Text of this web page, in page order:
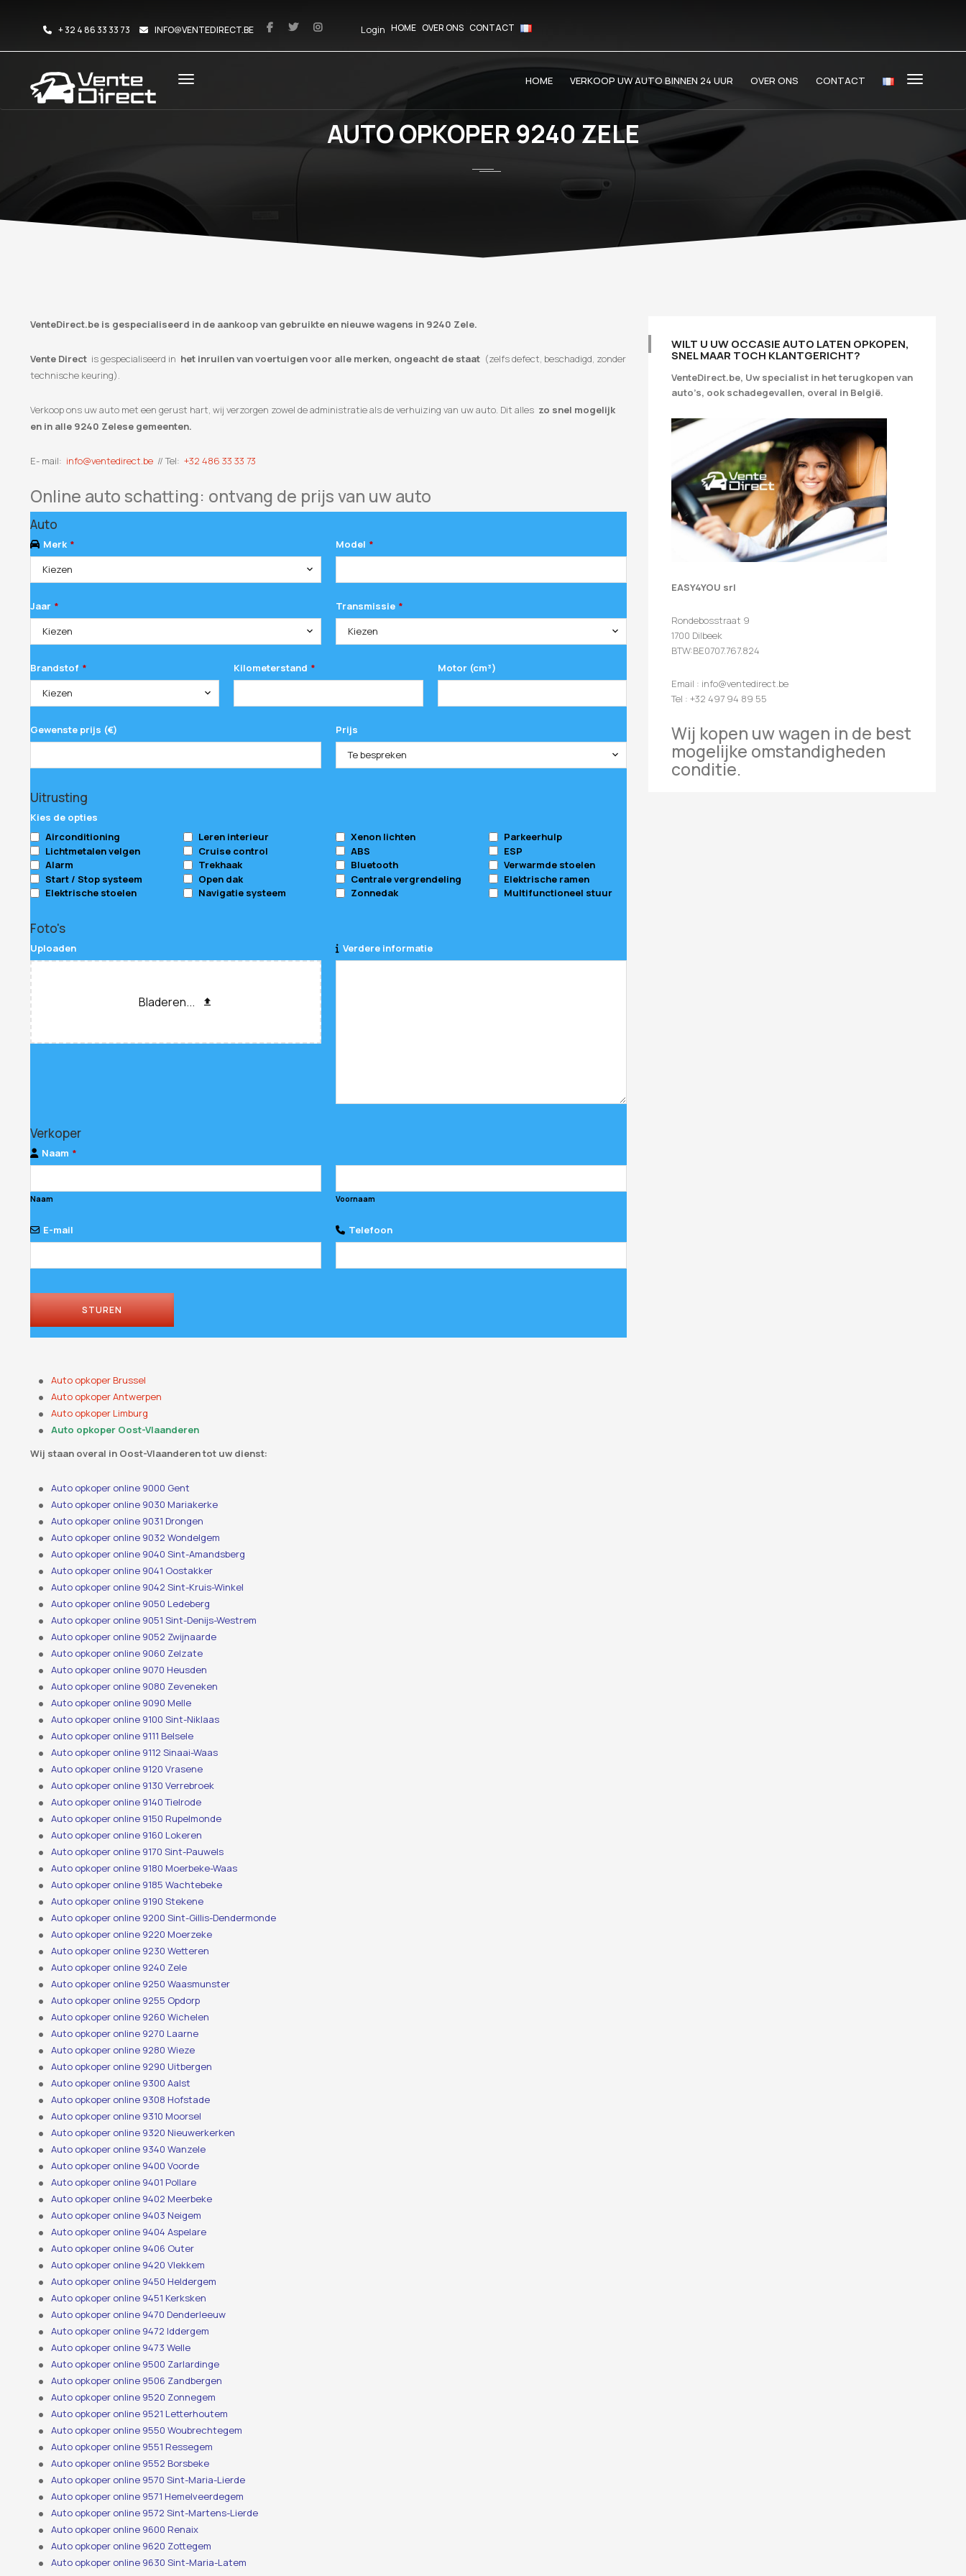
+ 32 4 86 33 33 73 INFO@VENTEDIRECT.BE Login HOME OVER ONS CONTACT
HOME VERKOOP UW AUTO BINNEN 24 UUR OVER ONS CONTACT
AUTO OPKOPER 9240 ZELE
VenteDirect.be is gespecialiseerd in de aankoop van gebruikte en nieuwe wagens in 9240 Zele.
Vente Direct is gespecialiseerd in het inruilen van voertuigen voor alle merken, ongeacht de staat (zelfs defect, beschadigd, zonder
technische keuring).
Verkoop ons uw auto met een gerust hart, wij verzorgen zowel de administratie als de verhuizing van uw auto. Dit alles zo snel mogelijk
en in alle 9240 Zelese gemeenten.
E- mail: info@ventedirect.be // Tel: +32 486 33 33 73
Online auto schatting: ontvang de prijs van uw auto
Auto
Merk *
Kiezen
Model *
Jaar *
Kiezen
Transmissie *
Kiezen
Brandstof *
Kiezen
Kilometerstand * Motor (cm³)
Gewenste prijs (€)
Prijs
Te bespreken
Uitrusting
Kies de opties
Airconditioning
Leren interieur Xenon lichten
Parkeerhulp
Lichtmetalen velgen
Cruise control ABS
ESP
Alarm
Trekhaak Bluetooth
Verwarmde stoelen
Start / Stop systeem
Open dak Centrale vergrendeling
Elektrische ramen
Elektrische stoelen
Navigatie systeem Zonnedak Multifunctioneel stuur
Foto's
Uploaden
Bladeren...
Verdere informatie
Verkoper
Naam *
Naam Voornaam
E-mail Telefoon
STUREN
Auto opkoper Brussel
Auto opkoper Antwerpen
Auto opkoper Limburg
Auto opkoper Oost-Vlaanderen
Wij staan ​​overal in Oost-Vlaanderen tot uw dienst:
Auto opkoper online 9000 Gent
Auto opkoper online 9030 Mariakerke
Auto opkoper online 9031 Drongen
Auto opkoper online 9032 Wondelgem
Auto opkoper online 9040 Sint-Amandsberg
Auto opkoper online 9041 Oostakker
Auto opkoper online 9042 Sint-Kruis-Winkel
Auto opkoper online 9050 Ledeberg
Auto opkoper online 9051 Sint-Denijs-Westrem
Auto opkoper online 9052 Zwijnaarde
Auto opkoper online 9060 Zelzate
Auto opkoper online 9070 Heusden
Auto opkoper online 9080 Zeveneken
Auto opkoper online 9090 Melle
Auto opkoper online 9100 Sint-Niklaas
Auto opkoper online 9111 Belsele
Auto opkoper online 9112 Sinaai-Waas
Auto opkoper online 9120 Vrasene
Auto opkoper online 9130 Verrebroek
Auto opkoper online 9140 Tielrode
Auto opkoper online 9150 Rupelmonde
Auto opkoper online 9160 Lokeren
Auto opkoper online 9170 Sint-Pauwels
Auto opkoper online 9180 Moerbeke-Waas
Auto opkoper online 9185 Wachtebeke
Auto opkoper online 9190 Stekene
Auto opkoper online 9200 Sint-Gillis-Dendermonde
Auto opkoper online 9220 Moerzeke
Auto opkoper online 9230 Wetteren
Auto opkoper online 9240 Zele
Auto opkoper online 9250 Waasmunster
Auto opkoper online 9255 Opdorp
Auto opkoper online 9260 Wichelen
Auto opkoper online 9270 Laarne
Auto opkoper online 9280 Wieze
Auto opkoper online 9290 Uitbergen
Auto opkoper online 9300 Aalst
Auto opkoper online 9308 Hofstade
Auto opkoper online 9310 Moorsel
Auto opkoper online 9320 Nieuwerkerken
Auto opkoper online 9340 Wanzele
Auto opkoper online 9400 Voorde
Auto opkoper online 9401 Pollare
Auto opkoper online 9402 Meerbeke
Auto opkoper online 9403 Neigem
Auto opkoper online 9404 Aspelare
Auto opkoper online 9406 Outer
Auto opkoper online 9420 Vlekkem
Auto opkoper online 9450 Heldergem
Auto opkoper online 9451 Kerksken
Auto opkoper online 9470 Denderleeuw
Auto opkoper online 9472 Iddergem
Auto opkoper online 9473 Welle
Auto opkoper online 9500 Zarlardinge
Auto opkoper online 9506 Zandbergen
Auto opkoper online 9520 Zonnegem
Auto opkoper online 9521 Letterhoutem
Auto opkoper online 9550 Woubrechtegem
Auto opkoper online 9551 Ressegem
Auto opkoper online 9552 Borsbeke
Auto opkoper online 9570 Sint-Maria-Lierde
Auto opkoper online 9571 Hemelveerdegem
Auto opkoper online 9572 Sint-Martens-Lierde
Auto opkoper online 9600 Renaix
Auto opkoper online 9620 Zottegem
Auto opkoper online 9630 Sint-Maria-Latem
WILT U UW OCCASIE AUTO LATEN OPKOPEN,
SNEL MAAR TOCH KLANTGERICHT?
VenteDirect.be, Uw specialist in het terugkopen van
auto’s, ook schadegevallen, overal in België.
EASY4YOU srl
Rondebosstraat 9
1700 Dilbeek
BTW:BE0707.767.824
Email : info@ventedirect.be
Tel : +32 497 94 89 55
Wij kopen uw wagen in de best
mogelijke omstandigheden
conditie.